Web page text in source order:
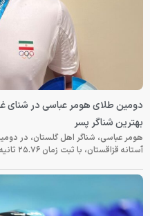
دومین طلای هومر عباسی در شنای
بهترین شناگر پسر
هومر عباسی، شناگر اهل گلستان، در
آستانه قزاقستان، با ثبت زمان ۲۵.۷۶ ثانیه در ماده ۵۰ متر کرال پشت به مدال طلا